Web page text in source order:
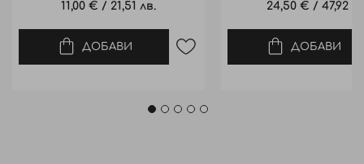
11,00 € / 21,51 лв.
ДОБАВИ
24,50 € / 47,92
ДОБАВИ